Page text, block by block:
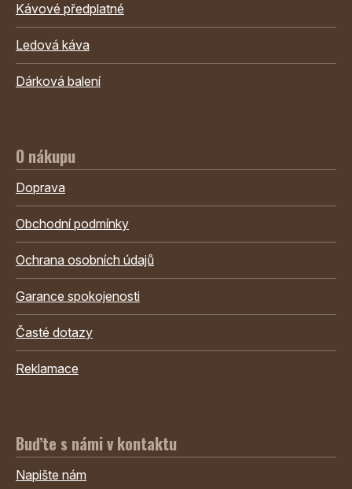
Kávové předplatné
Ledová káva
Dárková balení
O nákupu
Doprava
Obchodní podmínky
Ochrana osobních údajů
Garance spokojenosti
Časté dotazy
Reklamace
Buďte s námi v kontaktu
Napište nám